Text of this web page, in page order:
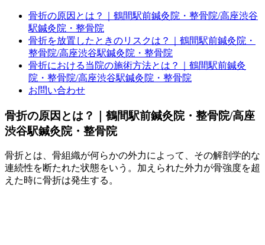
骨折の原因とは？｜鶴間駅前鍼灸院・整骨院/高座渋谷
駅鍼灸院・整骨院
骨折を放置したときのリスクは？｜鶴間駅前鍼灸院・
整骨院/高座渋谷駅鍼灸院・整骨院
骨折における当院の施術方法とは？｜鶴間駅前鍼灸
院・整骨院/高座渋谷駅鍼灸院・整骨院
お問い合わせ
骨折の原因とは？｜鶴間駅前鍼灸院・整骨院/高座
渋谷駅鍼灸院・整骨院
骨折とは、骨組織が何らかの外力によって、その解剖学的な
連続性を断たれた状態をいう。加えられた外力が骨強度を超
えた時に骨折は発生する。